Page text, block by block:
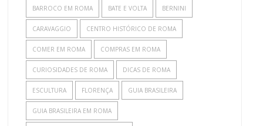
BARROCO EM ROMA BATE E VOLTA BERNINI
CARAVAGGIO CENTRO HISTÓRICO DE ROMA
COMER EM ROMA COMPRAS EM ROMA
CURIOSIDADES DE ROMA DICAS DE ROMA
ESCULTURA FLORENÇA GUIA BRASILEIRA
GUIA BRASILEIRA EM ROMA